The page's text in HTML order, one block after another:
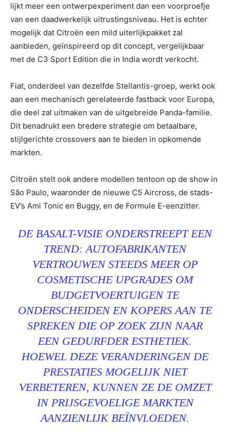
lijkt meer een ontwerpexperiment dan een voorproefje
van een daadwerkelijk uitrustingsniveau. Het is echter
mogelijk dat Citroën een mild uiterlijkpakket zal
aanbieden, geïnspireerd op dit concept, vergelijkbaar
met de C3 Sport Edition die in India wordt verkocht.
Fiat, onderdeel van dezelfde Stellantis-groep, werkt ook
aan een mechanisch gerelateerde fastback voor Europa,
die deel zal uitmaken van de uitgebreide Panda-familie.
Dit benadrukt een bredere strategie om betaalbare,
stijlgerichte crossovers aan te bieden in opkomende
markten.
Citroën stelt ook andere modellen tentoon op de show in
São Paulo, waaronder de nieuwe C5 Aircross, de stads-
EV’s Ami Tonic en Buggy, en de Formule E-eenzitter.
DE BASALT-VISIE ONDERSTREEPT EEN
TREND: AUTOFABRIKANTEN
VERTROUWEN STEEDS MEER OP
COSMETISCHE UPGRADES OM
BUDGETVOERTUIGEN TE
ONDERSCHEIDEN EN KOPERS AAN TE
SPREKEN DIE OP ZOEK ZIJN NAAR
EEN GEDURFDER ESTHETIEK.
HOEWEL DEZE VERANDERINGEN DE
PRESTATIES MOGELIJK NIET
VERBETEREN, KUNNEN ZE DE OMZET
IN PRIJSGEVOELIGE MARKTEN
AANZIENLIJK BEÏNVLOEDEN.